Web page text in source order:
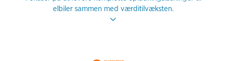
elbiler sammen med værditilvæksten.